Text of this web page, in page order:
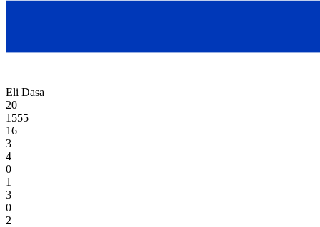
Eli Dasa
20
1555
16
3
4
0
1
3
0
2